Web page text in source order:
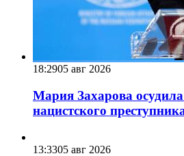
18:2905 авг 2026
Мария Захарова осудила
нацистского
13:3305 авг 2026